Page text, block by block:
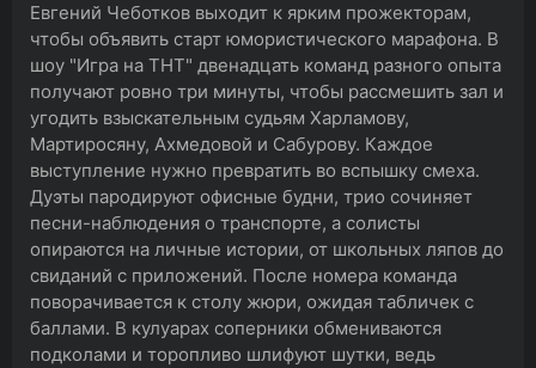
Евгений Чеботков выходит к ярким прожекторам,
чтобы объявить старт юмористического марафона. В
шоу "Игра на ТНТ" двенадцать команд разного опыта
получают ровно три минуты, чтобы рассмешить зал и
угодить взыскательным судьям Харламову,
Мартиросяну, Ахмедовой и Сабурову. Каждое
выступление нужно превратить во вспышку смеха.
Дуэты пародируют офисные будни, трио сочиняет
песни-наблюдения о транспорте, а солисты
опираются на личные истории, от школьных ляпов до
свиданий с приложений. После номера команда
поворачивается к столу жюри, ожидая табличек с
баллами. В кулуарах соперники обмениваются
подколами и торопливо шлифуют шутки, ведь